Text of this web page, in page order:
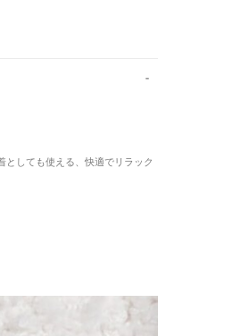
としても使える、快適でリラック